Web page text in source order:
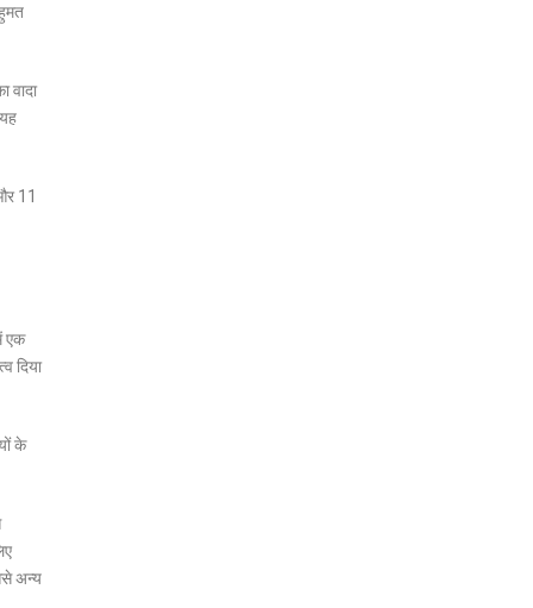
वादा
11
एक
दिया
के
अन्य